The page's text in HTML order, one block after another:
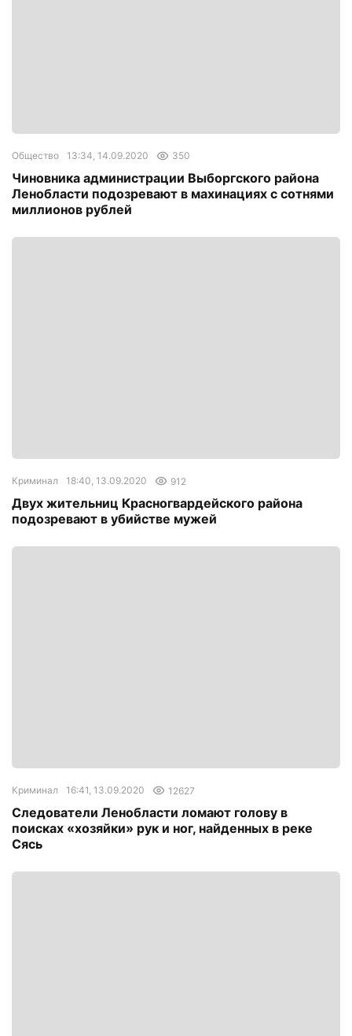
Общество 13:34, 14.09.2020 350
Чиновника администрации Выборгского района
Ленобласти подозревают в махинациях с сотнями
миллионов рублей
Криминал 18:40, 13.09.2020 912
Двух жительниц Красногвардейского района
подозревают в убийстве мужей
Криминал 16:41, 13.09.2020 12627
Следователи Ленобласти ломают голову в
поисках «хозяйки» рук и ног, найденных в реке
Сясь